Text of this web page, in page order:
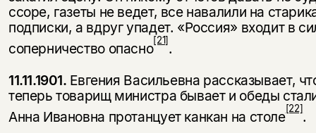
ссоре, газеты не ведет, все нава­лили на
подписки, а вдруг упадет. «Рос­сия» входит в
соперничество опасно[21].
11.11.1901. Евгения Васильевна рассказывает,
теперь товарищ министра бывает и обеды
Анна Ивановна протанцует канкан на столе[22].